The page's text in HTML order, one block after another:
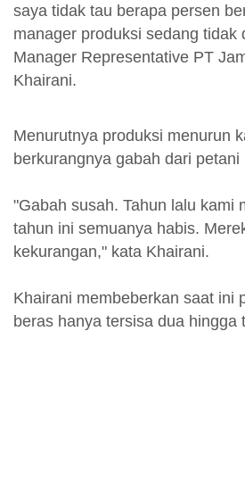
saya tidak tau berapa persen
manager produksi sedang tidak
Manager Representative PT
Khairani.
Menurutnya produksi menurun
berkurangnya gabah dari
"Gabah susah. Tahun lalu kami
tahun ini semuanya habis.
kekurangan," kata Khairani.
Khairani membeberkan saat ini
beras hanya tersisa dua hingga